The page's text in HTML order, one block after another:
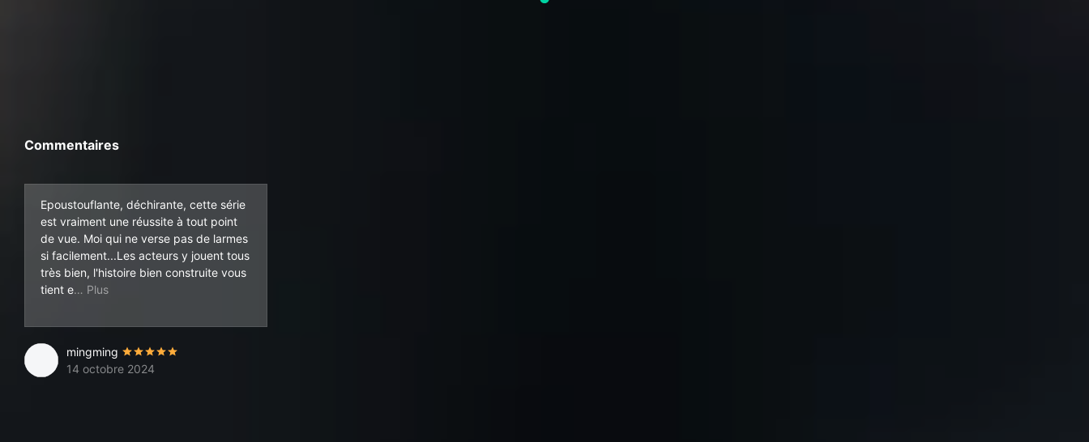
Commentaires
Epoustouflante, déchirante, cette série
est vraiment une réussite à tout point
de vue. Moi qui ne verse pas de larmes
si facilement...Les acteurs y jouent tous
très bien, l'histoire bien construite vous
tient e
n haleine jusqu'au mot fin. Je recommande.
mingming
14 octobre 2024